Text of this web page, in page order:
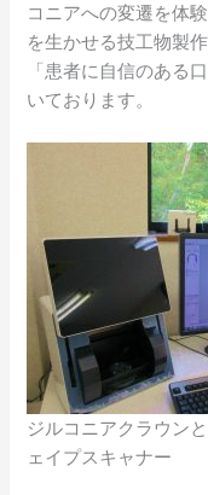
コニアへの変遷を体
を生かせる技工物製
「患者に自信のある
いております。
ジルコニアクラウン
ェイプスキャナー